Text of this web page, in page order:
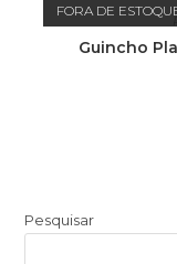
FORA DE
Guincho
Pesquisar